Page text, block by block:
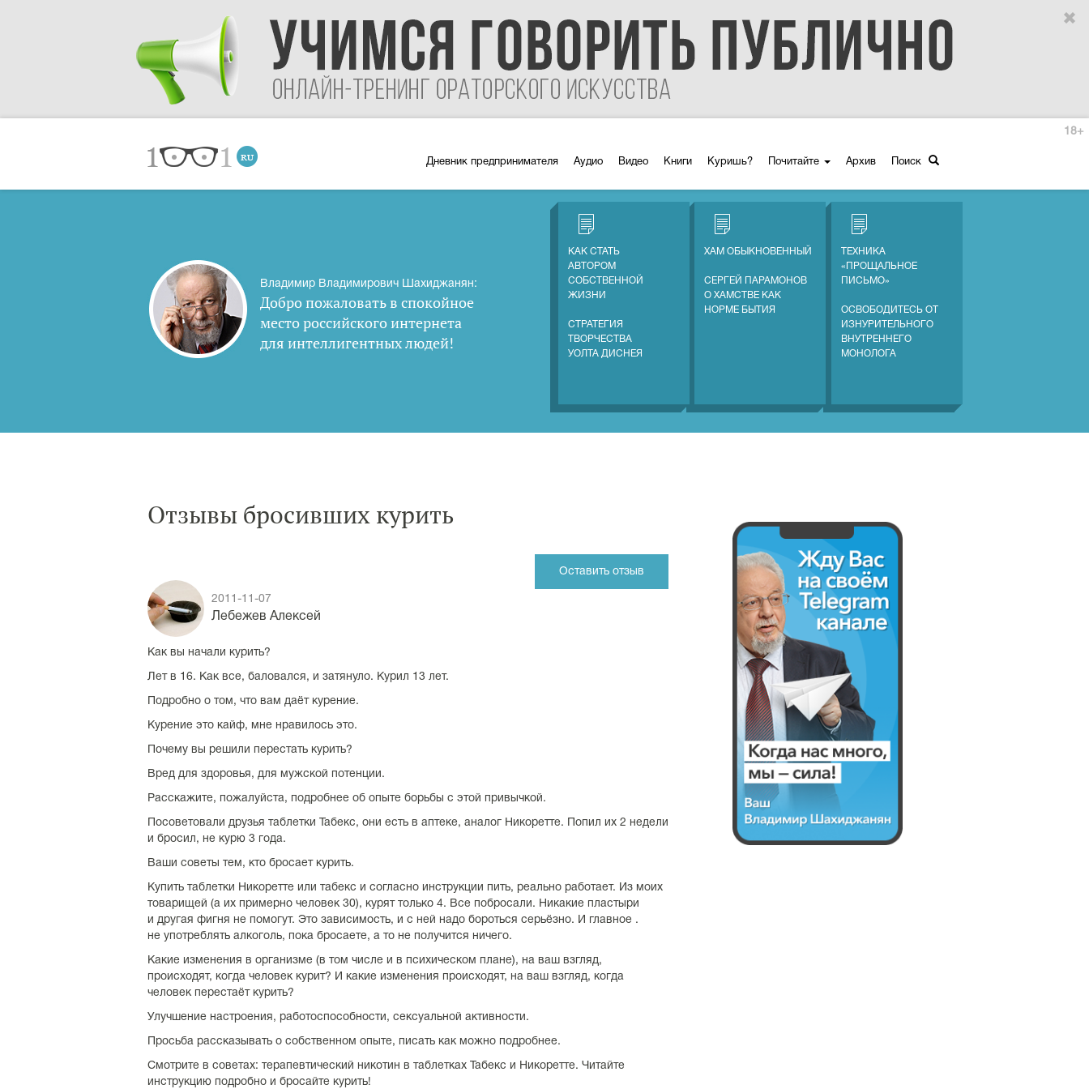
Дневник предпринимателя Аудио Видео Книги Куришь? Почитайте Архив Поиск
18+
Владимир Владимирович Шахиджанян:
Добро пожаловать в спокойное
место российского интернета
для интеллигентных людей!
КАК СТАТЬ
АВТОРОМ
СОБСТВЕННОЙ
ЖИЗНИ
СТРАТЕГИЯ
ТВОРЧЕСТВА
УОЛТА ДИСНЕЯ
ХАМ ОБЫКНОВЕННЫЙ
СЕРГЕЙ ПАРАМОНОВ
О ХАМСТВЕ КАК
НОРМЕ БЫТИЯ
ТЕХНИКА
«ПРОЩАЛЬНОЕ
ПИСЬМО»
ОСВОБОДИТЕСЬ ОТ
ИЗНУРИТЕЛЬНОГО
ВНУТРЕННЕГО
МОНОЛОГА
Отзывы бросивших курить
Оставить отзыв
2011-11-07
Лебежев Алексей
Как вы начали курить?
Лет в 16. Как все, баловался, и затянуло. Курил 13 лет.
Подробно о том, что вам даёт курение.
Курение это кайф, мне нравилось это.
Почему вы решили перестать курить?
Вред для здоровья, для мужской потенции.
Расскажите, пожалуйста, подробнее об опыте борьбы с этой привычкой.
Посоветовали друзья таблетки Табекс, они есть в аптеке, аналог Никоретте. Попил их 2 недели
и бросил, не курю 3 года.
Ваши советы тем, кто бросает курить.
Купить таблетки Никоретте или табекс и согласно инструкции пить, реально работает. Из моих
товарищей (а их примерно человек 30), курят только 4. Все побросали. Никакие пластыри
и другая фигня не помогут. Это зависимость, и с ней надо бороться серьёзно. И главное .
не употреблять алкоголь, пока бросаете, а то не получится ничего.
Какие изменения в организме (в том числе и в психическом плане), на ваш взгляд,
происходят, когда человек курит? И какие изменения происходят, на ваш взгляд, когда
человек перестаёт курить?
Улучшение настроения, работоспособности, сексуальной активности.
Просьба рассказывать о собственном опыте, писать как можно подробнее.
Смотрите в советах: терапевтический никотин в таблетках Табекс и Никоретте. Читайте
инструкцию подробно и бросайте курить!